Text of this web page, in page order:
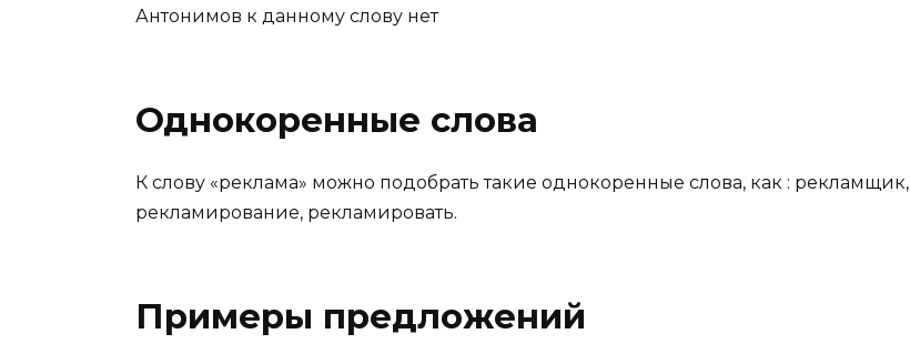
Антонимов к данному слову нет
Однокоренные слова
К слову «реклама» можно подобрать такие однокоренные слова, как : рекламщик,
рекламирование, рекламировать.
Примеры предложений